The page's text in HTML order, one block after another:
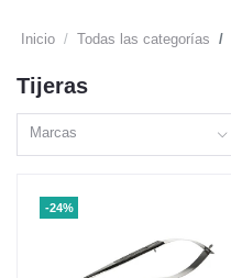
Inicio Todas las categorías
Tijeras
Marcas
-24%